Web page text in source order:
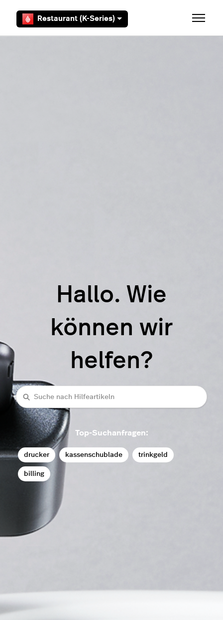
Restaurant (K-Series)
Hallo. Wie
können wir
helfen?
Suche
Top-Suchanfragen:
drucker kassenschublade trinkgeld
billing